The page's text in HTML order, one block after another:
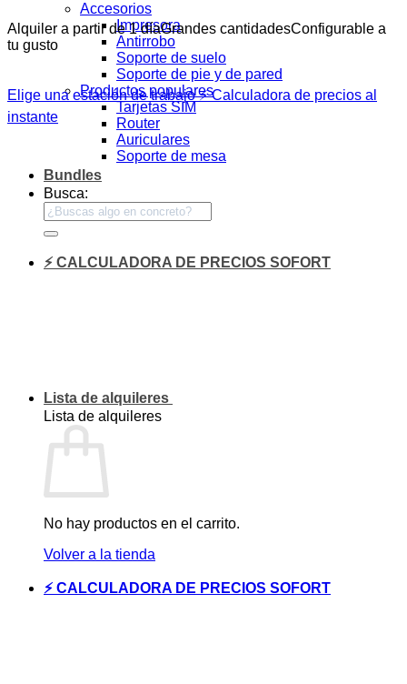
Accesorios
Impresora
Antirrobo
Soporte de suelo
Soporte de pie y de pared
Productos populares
Tarjetas SIM
Router
Auriculares
Soporte de mesa
Bundles
Busca:
⚡ CALCULADORA DE PRECIOS SOFORT
Lista de alquileres
Lista de alquileres
No hay productos en el carrito.
Volver a la tienda
⚡ CALCULADORA DE PRECIOS SOFORT
Alquiler a partir de 1 díaGrandes cantidadesConfigurable a
tu gusto
Elige una estación de trabajo ⚡ Calculadora de precios al
instante